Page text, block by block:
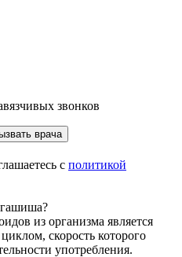
звонков
врача
с политикой
из организма является
скорость которого
употребления.